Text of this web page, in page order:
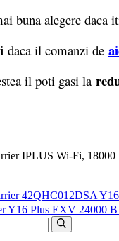
buna alegere daca
daca il comanzi de
il poti gasi la
42QHC012DSA
Y16 Plus EXV 24000